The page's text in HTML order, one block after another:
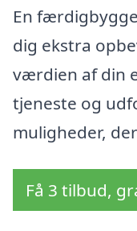
En
dig ekstra
værdien af din
tjeneste og
muligheder,
Få 3 tilbud,